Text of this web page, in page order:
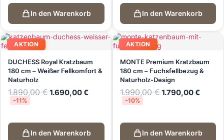
In den Warenkorb In den Warenkorb
AKTION
DUCHESS Royal Kratzbaum
180 cm – Weißer Fellkomfort &
Naturholz
1.890,00€1.690,00€
-11%
In den Warenkorb
AKTION
MONTE Premium Kratzbaum
180 cm – Fuchsfellbezug &
Naturholz-Design
1.990,00€1.790,00€
-10%
In den Warenkorb